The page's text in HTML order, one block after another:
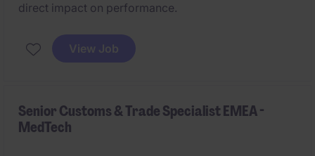
direct impact on performance.
View Job
Senior Customs & Trade Specialist EMEA -
MedTech